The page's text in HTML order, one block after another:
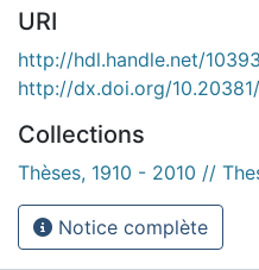
URI
http://hdl.handle.net/
http://dx.doi.org/
Collections
Thèses, 1910 - 2010 //
Notice complète